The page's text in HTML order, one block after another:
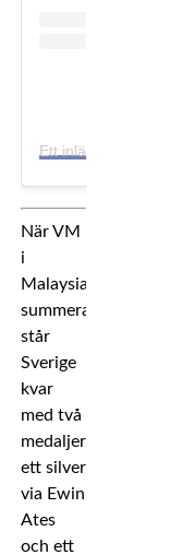
När VM
i
Malaysia
summeras
står
Sverige
kvar
med två
medaljer,
ett silver
via Ewin
Ates
och ett